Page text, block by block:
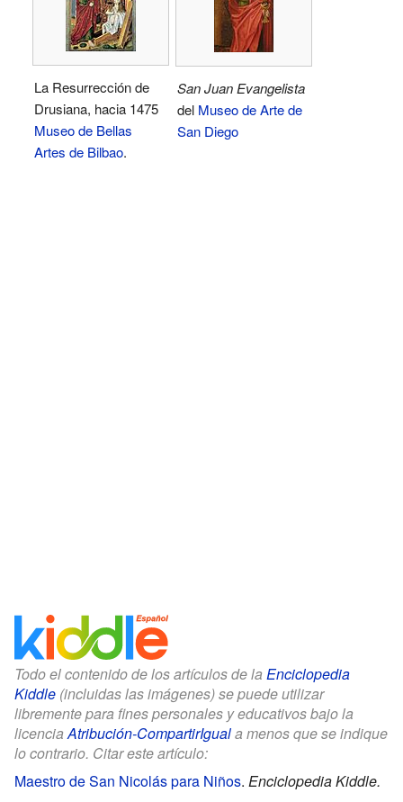
La Resurrección de
Drusiana, hacia 1475
Museo de Bellas
Artes de Bilbao.
San Juan Evangelista
del Museo de Arte de
San Diego
Todo el contenido de los artículos de la Enciclopedia
Kiddle (incluidas las imágenes) se puede utilizar
libremente para fines personales y educativos bajo la
licencia Atribución-CompartirIguala menos que se indique
lo contrario. Citar este artículo:
Maestro de San Nicolás para Niños. Enciclopedia Kiddle.